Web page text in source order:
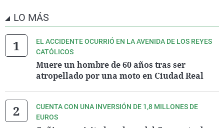
LO MÁS
EL ACCIDENTE OCURRIÓ EN LA AVENIDA DE LOS REYES
CATÓLICOS
Muere un hombre de 60 años tras ser
atropellado por una moto en Ciudad Real
CUENTA CON UNA INVERSIÓN DE 1,8 MILLONES DE
EUROS